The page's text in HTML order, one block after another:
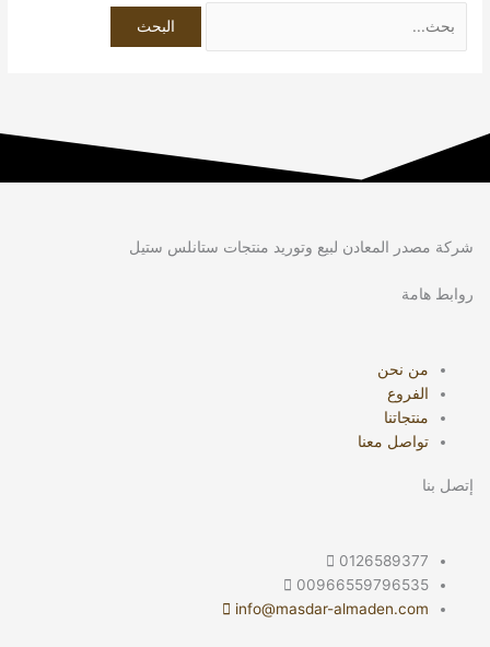
شركة مصدر المعادن لبيع وتوريد منتجات ستانلس ستيل
روابط هامة
من نحن
الفروع
منتجاتنا
تواصل معنا
إتصل بنا
0126589377
00966559796535
info@masdar-almaden.com